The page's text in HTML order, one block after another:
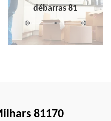
débarras 81
81170